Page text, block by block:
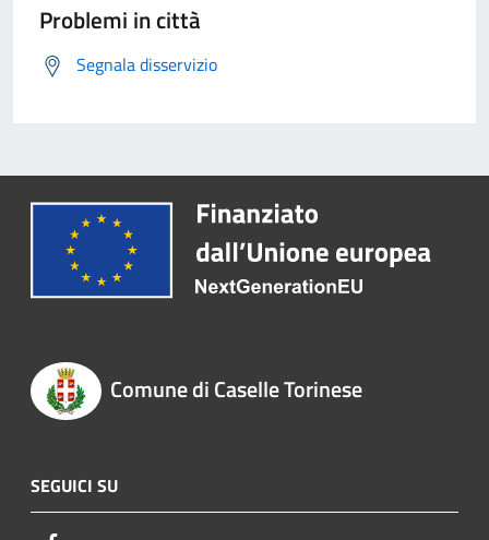
Problemi in città
Segnala disservizio
Comune di Caselle Torinese
SEGUICI SU